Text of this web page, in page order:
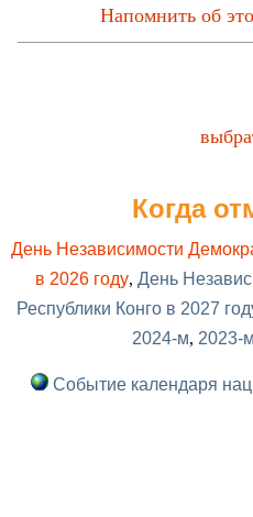
Напомнить об
Когда
День Независимости
в 2026 году, День
Республики Конго в 2027
2024-м, 2023-м
Событие календаря